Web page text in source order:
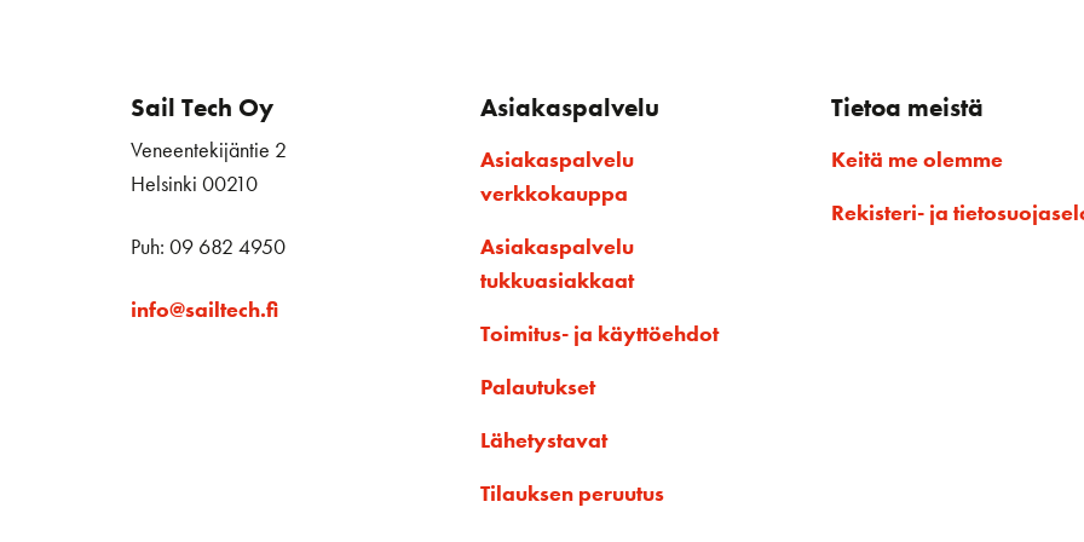
Sail Tech Oy
Veneentekijäntie 2
Helsinki 00210
Puh: 09 682 4950
info@sailtech.fi
Asiakaspalvelu
Asiakaspalvelu
verkkokauppa
Asiakaspalvelu
tukkuasiakkaat
Toimitus- ja käyttöehdot
Palautukset
Lähetystavat
Tilauksen peruutus
Tietoa meistä
Keitä me olemme
Rekisteri- ja